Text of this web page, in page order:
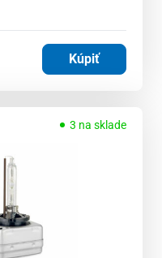
Kúpiť
3 na sklade